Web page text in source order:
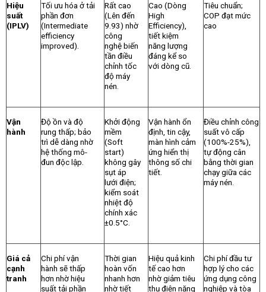
Hiệu
suất
(IPLV)
Tối ưu hóa ở tải
phần đơn
(Intermediate
efficiency
improved).
Rất cao
(Lên đến
9.93) nhờ
công
nghệ biến
tần điều
chỉnh tốc
độ máy
nén.
Cao (Dòng
High
Efficiency),
tiết kiệm
năng lượng
đáng kể so
với dòng cũ.
Tiêu chuẩn;
COP đạt mức
cao
Vận
hành
Độ ồn và độ
rung thấp; bảo
trì dễ dàng nhờ
hệ thống mô-
đun độc lập.
Khởi động
mềm
(Soft
start)
không gây
sụt áp
lưới điện;
kiểm soát
nhiệt độ
chính xác
±0.5°C.
Vận hành ổn
định, tin cậy,
màn hình cảm
ứng hiển thị
thông số chi
tiết.
Điều chỉnh công
suất vô cấp
(100%-25%),
tự động cân
bằng thời gian
chạy giữa các
máy nén.
Giá cả
cạnh
tranh
Chi phí vận
hành sẽ thấp
hơn nhờ hiệu
suất tải phần
Thời gian
hoàn vốn
nhanh hơn
nhờ tiết
Hiệu quả kinh
tế cao hơn
nhờ giảm tiêu
thụ điện năng
Chi phí đầu tư
hợp lý cho các
ứng dụng công
nghiệp và tòa